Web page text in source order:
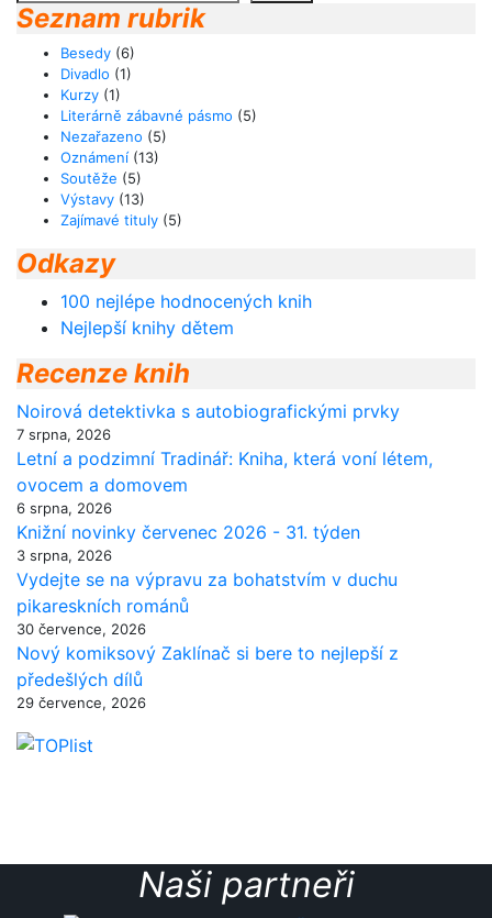
Seznam rubrik
Besedy (6)
Divadlo (1)
Kurzy (1)
Literárně zábavné pásmo (5)
Nezařazeno (5)
Oznámení (13)
Soutěže (5)
Výstavy (13)
Zajímavé tituly (5)
Odkazy
100 nejlépe hodnocených knih
Nejlepší knihy dětem
Recenze knih
Noirová detektivka s autobiografickými prvky
7 srpna, 2026
Letní a podzimní Tradinář: Kniha, která voní létem,
ovocem a domovem
6 srpna, 2026
Knižní novinky červenec 2026 - 31. týden
3 srpna, 2026
Vydejte se na výpravu za bohatstvím v duchu
pikareskních románů
30 července, 2026
Nový komiksový Zaklínač si bere to nejlepší z
předešlých dílů
29 července, 2026
Naši partneři